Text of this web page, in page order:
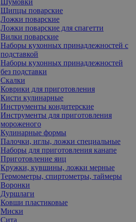
Щипцы поварские
Ложки поварские
Ложки поварские для спагетти
Вилки поварские
Наборы кухонных принадлежностей с
подставкой
Наборы кухонных принадлежностей
без подставки
Скалки
Коврики для приготовления
Кисти кулинарные
Инструменты кондитерские
Инструменты для приготовления
мороженого
Кулинарные формы
Палочки, иглы, ложки специальные
Наборы для приготовления канапе
Приготовление яиц
Кружки, кувшины, ложки мерные
Термометры, спиртометры, таймеры
Воронки
Дуршлаги
Ковши пластиковые
Миски
Сита